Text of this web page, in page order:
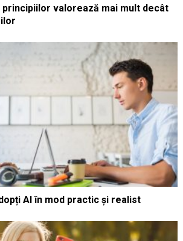
valorează mai mult decât
AI în mod practic și realist